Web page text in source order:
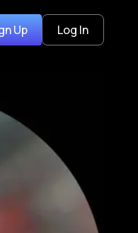
Up Log In